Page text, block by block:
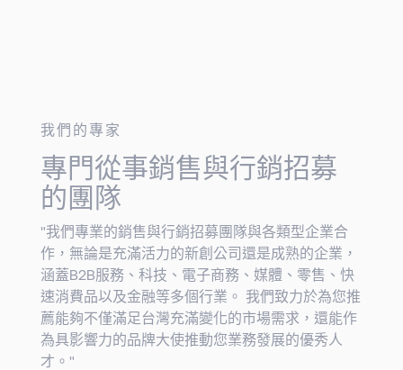
我們的專家
專門從事銷售與行銷招募
的團隊
"我們專業的銷售與行銷招募團隊與各類型企業合
作，無論是充滿活力的新創公司還是成熟的企業，
涵蓋B2B服務、科技、電子商務、媒體、零售、快
速消費品以及金融等多個行業。 我們致力於為您推
薦能夠不僅滿足台灣充滿變化的市場需求，還能作
為具影響力的品牌大使推動您業務發展的優秀人
才。"